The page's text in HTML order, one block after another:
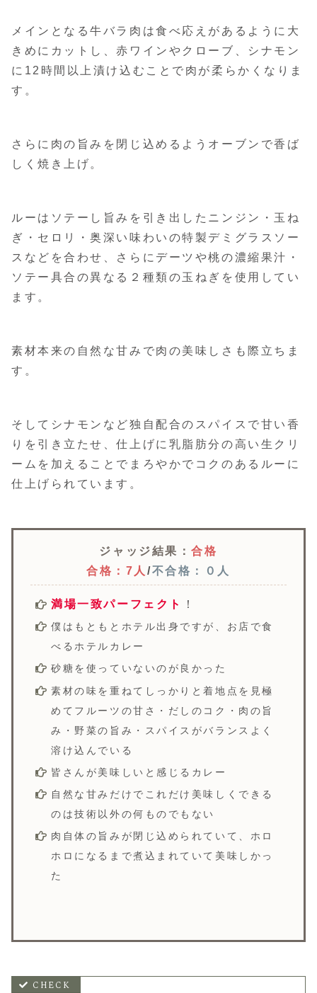
メインとなる牛バラ肉は食べ応えがあるように大
きめにカットし、赤ワインやクローブ、シナモン
に12時間以上漬け込むことで肉が柔らかくなりま
す。
さらに肉の旨みを閉じ込めるようオーブンで香ば
しく焼き上げ。
ルーはソテーし旨みを引き出したニンジン・玉ね
ぎ・セロリ・奥深い味わいの特製デミグラスソー
スなどを合わせ、さらにデーツや桃の濃縮果汁・
ソテー具合の異なる２種類の玉ねぎを使用してい
ます。
素材本来の自然な甘みで肉の美味しさも際立ちま
す。
そしてシナモンなど独自配合のスパイスで甘い香
りを引き立たせ、仕上げに乳脂肪分の高い生クリ
ームを加えることでまろやかでコクのあるルーに
仕上げられています。
ジャッジ結果：合格
合格：7人 /不合格：０人
満場一致パーフェクト ！
僕はもともとホテル出身ですが、お店で食
べるホテルカレー
砂糖を使っていないのが良かった
素材の味を重ねてしっかりと着地点を見極
めてフルーツの甘さ・だしのコク・肉の旨
み・野菜の旨み・スパイスがバランスよく
溶け込んでいる
皆さんが美味しいと感じるカレー
自然な甘みだけでこれだけ美味しくできる
のは技術以外の何ものでもない
肉自体の旨みが閉じ込められていて、ホロ
ホロになるまで煮込まれていて美味しかっ
た